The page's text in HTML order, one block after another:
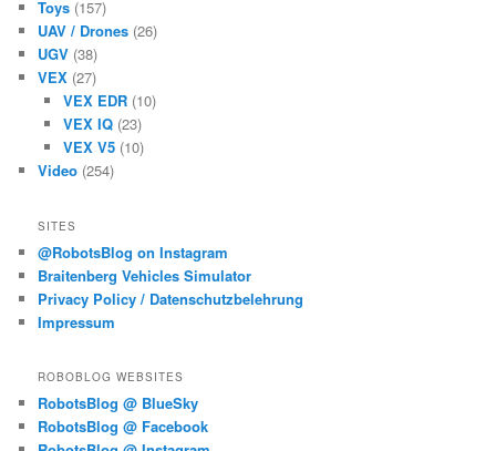
Toys (157)
UAV / Drones (26)
UGV (38)
VEX (27)
VEX EDR(10)
VEX IQ(23)
VEX V5(10)
Video (254)
SITES
@RobotsBlog on Instagram
Braitenberg Vehicles Simulator
Privacy Policy / Datenschutzbelehrung
Impressum
ROBOBLOG WEBSITES
RobotsBlog @ BlueSky
RobotsBlog @ Facebook